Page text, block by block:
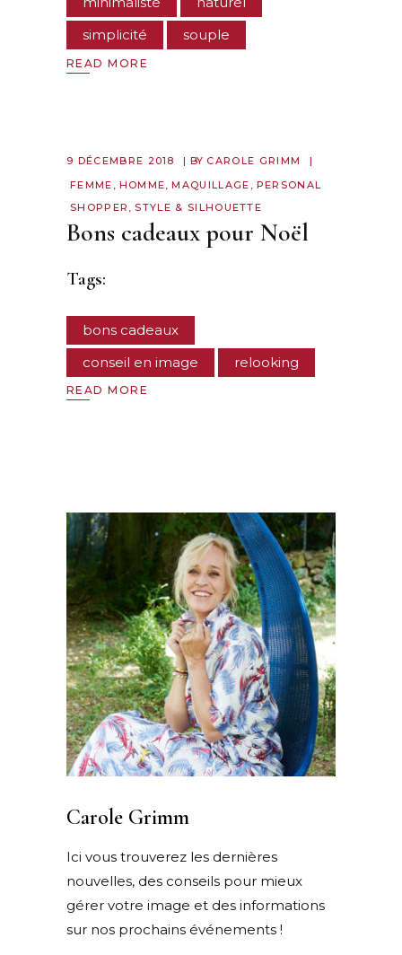
simplicité
souple
READ MORE
9 DÉCEMBRE 2018 BY CAROLE GRIMM
FEMME , HOMME,MAQUILLAGE , PERSONAL
SHOPPER , STYLE & SILHOUETTE
Bons cadeaux pour Noël
Tags:
bons cadeaux
conseil en image
relooking
READ MORE
Carole Grimm
Ici vous trouverez les dernières
nouvelles, des conseils pour mieux
gérer votre image et des informations
sur nos prochains événements !